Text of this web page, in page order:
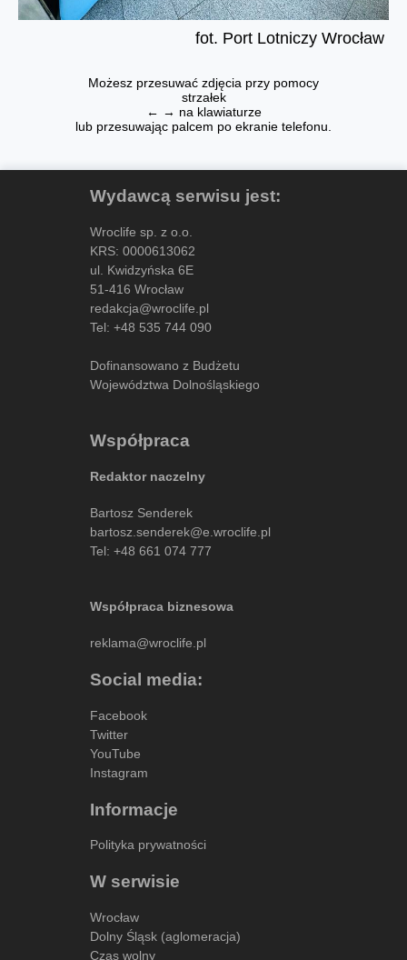
fot. Port Lotniczy Wrocław
Możesz przesuwać zdjęcia przy pomocy
strzałek
← → na klawiaturze
lub przesuwając palcem po ekranie telefonu.
Wydawcą serwisu jest:
Wroclife sp. z o.o.
KRS: 0000613062
ul. Kwidzyńska 6E
51-416 Wrocław
redakcja@wroclife.pl
Tel: +48 535 744 090
Dofinansowano z Budżetu
Województwa Dolnośląskiego
Współpraca
Redaktor naczelny
Bartosz Senderek
bartosz.senderek@e.wroclife.pl
Tel: +48 661 074 777
Współpraca biznesowa
reklama@wroclife.pl
Social media:
Facebook
Twitter
YouTube
Instagram
Informacje
Polityka prywatności
W serwisie
Wrocław
Dolny Śląsk (aglomeracja)
Czas wolny